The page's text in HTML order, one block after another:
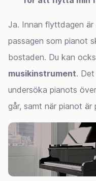
Ja. Innan flyttdagen
passagen som pianot
bostaden. Du kan
musikinstrument.
undersöka pianots
går, samt när pianot